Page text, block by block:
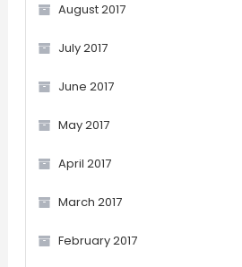
August 2017
July 2017
June 2017
May 2017
April 2017
March 2017
February 2017